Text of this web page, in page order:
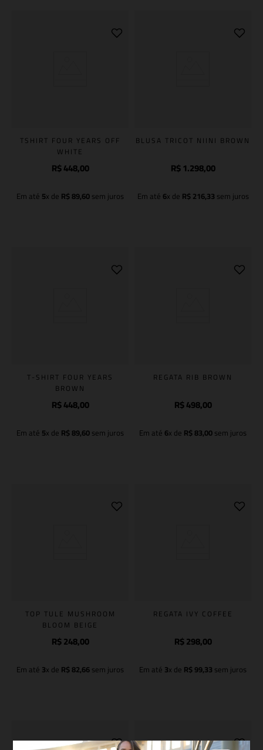
TSHIRT FOUR YEARS OFF
WHITE
R$448,00
Em até 5x de R$89,60sem juros
BLUSA TRICOT NIINI BROWN
R$1.298,00
Em até 6x de R$216,33 sem juros
T-SHIRT FOUR YEARS
BROWN
R$448,00
Em até 5x de R$89,60sem juros
REGATA RIB BROWN
R$498,00
Em até 6x de R$83,00sem juros
TOP TULE MUSHROOM
BLOOM BEIGE
R$248,00
Em até 3x de R$82,66sem juros
REGATA IVY COFFEE
R$298,00
Em até 3x de R$99,33 sem juros